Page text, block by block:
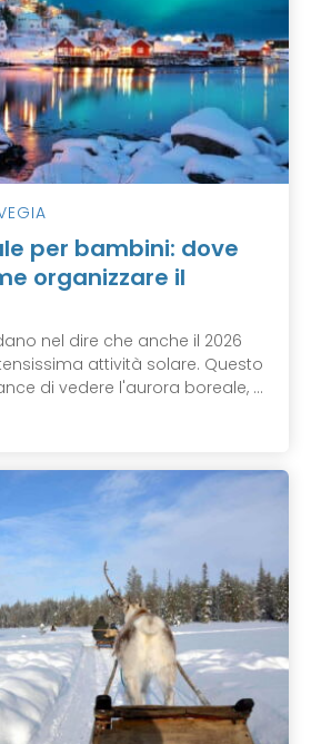
per bambini: dove
organizzare il
nel dire che anche il 2026
attività solare. Questo
di vedere l'aurora boreale, ...